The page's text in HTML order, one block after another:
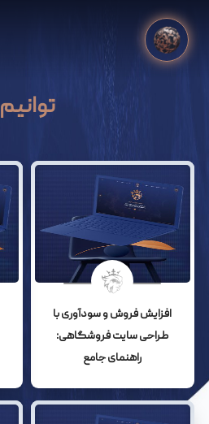
توانیم
افزایش فروش و سودآوری با
طراحی سایت فروشگاهی:
راهنمای جامع